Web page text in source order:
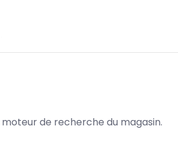
de recherche du magasin.